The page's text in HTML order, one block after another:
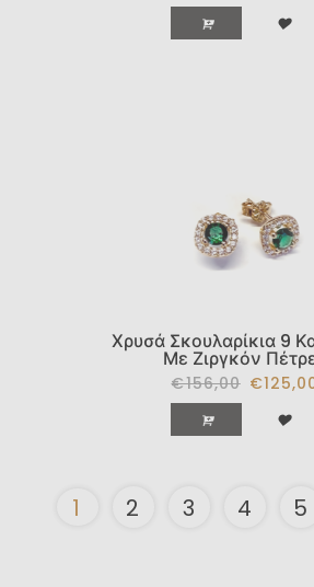
Χρυσά Σκουλαρίκια 9
Με Ζιργκόν
€156,00
1 2 3 4 5